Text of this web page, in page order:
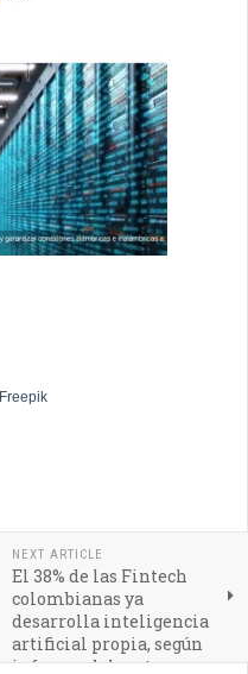
Freepik
NEXT ARTICLE
El 38% de las Fintech
colombianas ya
desarrolla inteligencia
artificial propia, según
informe del sector